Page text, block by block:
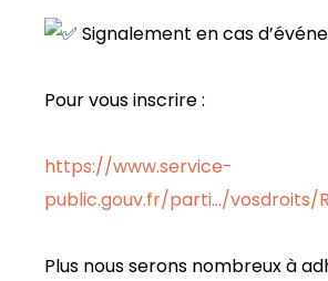
Signalement en cas
Pour vous inscrire :
https://www.service-
public.gouv.fr/parti…/vosdroits/
Plus nous serons nombreux à